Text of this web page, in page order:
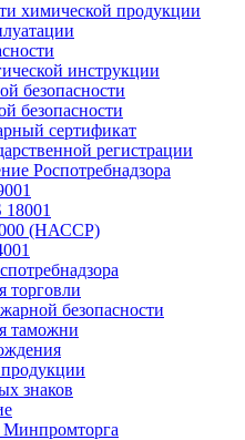
химической продукции
инструкции
безопасности
безопасности
сертификат
регистрации
Роспотребнадзора
000 (НАССР)
торговли
безопасности
таможни
знаков
Минпромторга